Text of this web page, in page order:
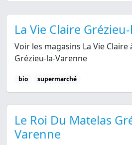
La Vie Claire
Voir les magasins La Vie
Grézieu-la-Varenne
bio supermarché
Le Roi Du Matelas
Varenne